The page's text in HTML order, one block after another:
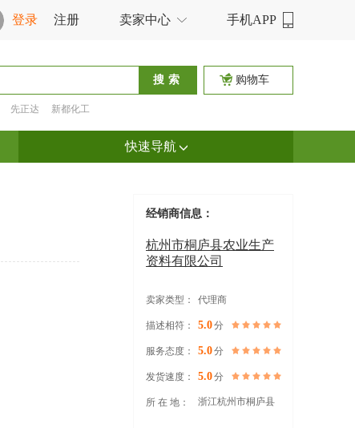
登录 注册 卖家中心 手机APP
先正达 新都化工
购物车
快速导航
经销商信息：
杭州市桐庐县农业生产
资料有限公司
卖家类型： 代理商
描述相符： 5.0分
服务态度： 5.0分
发货速度： 5.0分
所 在 地： 浙江杭州市桐庐县